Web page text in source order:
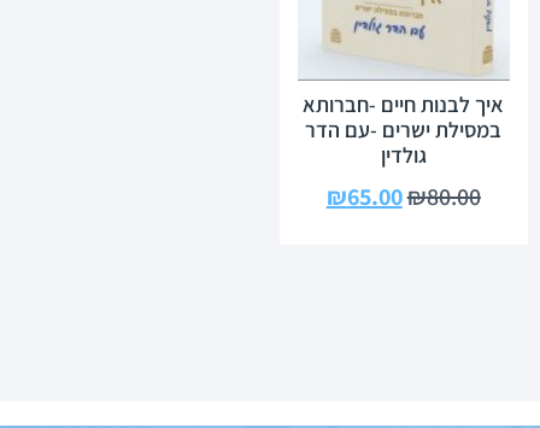
איך לבנות חיים -חברותא
במסילת ישרים -עם הדר
גולדין
₪80.00
₪65.00